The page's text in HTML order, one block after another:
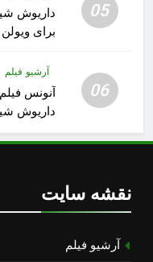
05
داریوش
برای
06
آرشیو فیلم
آنونس
داریوش
نقشه سایت
آرشیو فیلم